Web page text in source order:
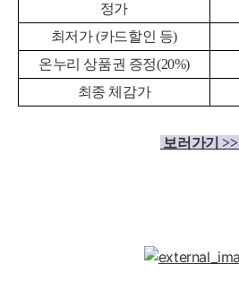
정가
최저가 (카드할인 등)
온누리 상품권 증정(20%)
최종 체감가
보러가기 >>